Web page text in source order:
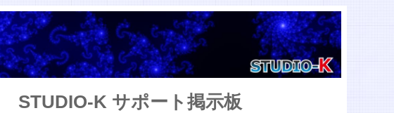
STUDIO-K サポート掲示板